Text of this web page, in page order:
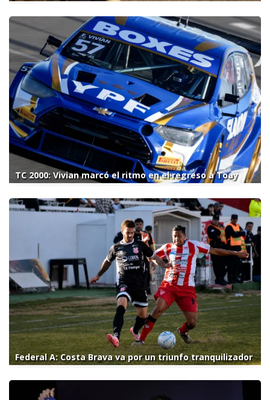
TC 2000: Vivian marcó el ritmo en el regreso a Toay
Federal A: Costa Brava va por un triunfo tranquilizador